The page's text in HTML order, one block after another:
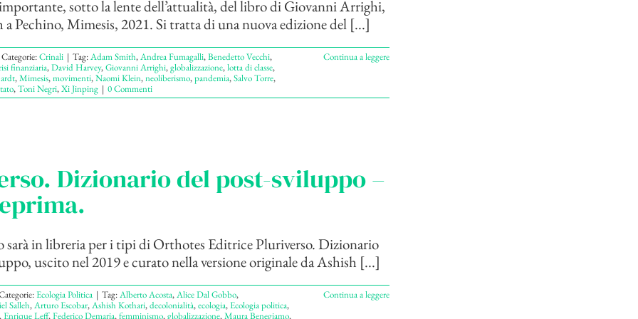
sotto la lente dell’attualità, del libro di Giovanni Arrighi,
Pechino, Mimesis, 2021. Si tratta di una nuova edizione del [...]
Categorie:Crinali | Tag:Adam Smith,Andrea Fumagalli,Benedetto Vecchi,
finanziaria,David Harvey,Giovanni Arrighi,globalizzazione,lotta di classe,
,Mimesis,movimenti,Naomi Klein,neoliberismo,pandemia,Salvo Torre,
,Toni Negri,Xi Jinping | 0 Commenti
Continua a leggere
Dizionario del post-sviluppo –
sarà in libreria per i tipi di Orthotes Editrice Pluriverso. Dizionario
uscito nel 2019 e curato nella versione originale da Ashish [...]
Ecologia Politica | Tag:Alberto Acosta,Alice Dal Gobbo,
Salleh,Arturo Escobar,Ashish Kothari,decolonialità,ecologia,Ecologia politica,
Enrique Leff,Federico Demaria,femminismo,globalizzazione,Maura Benegiamo,
Continua a leggere